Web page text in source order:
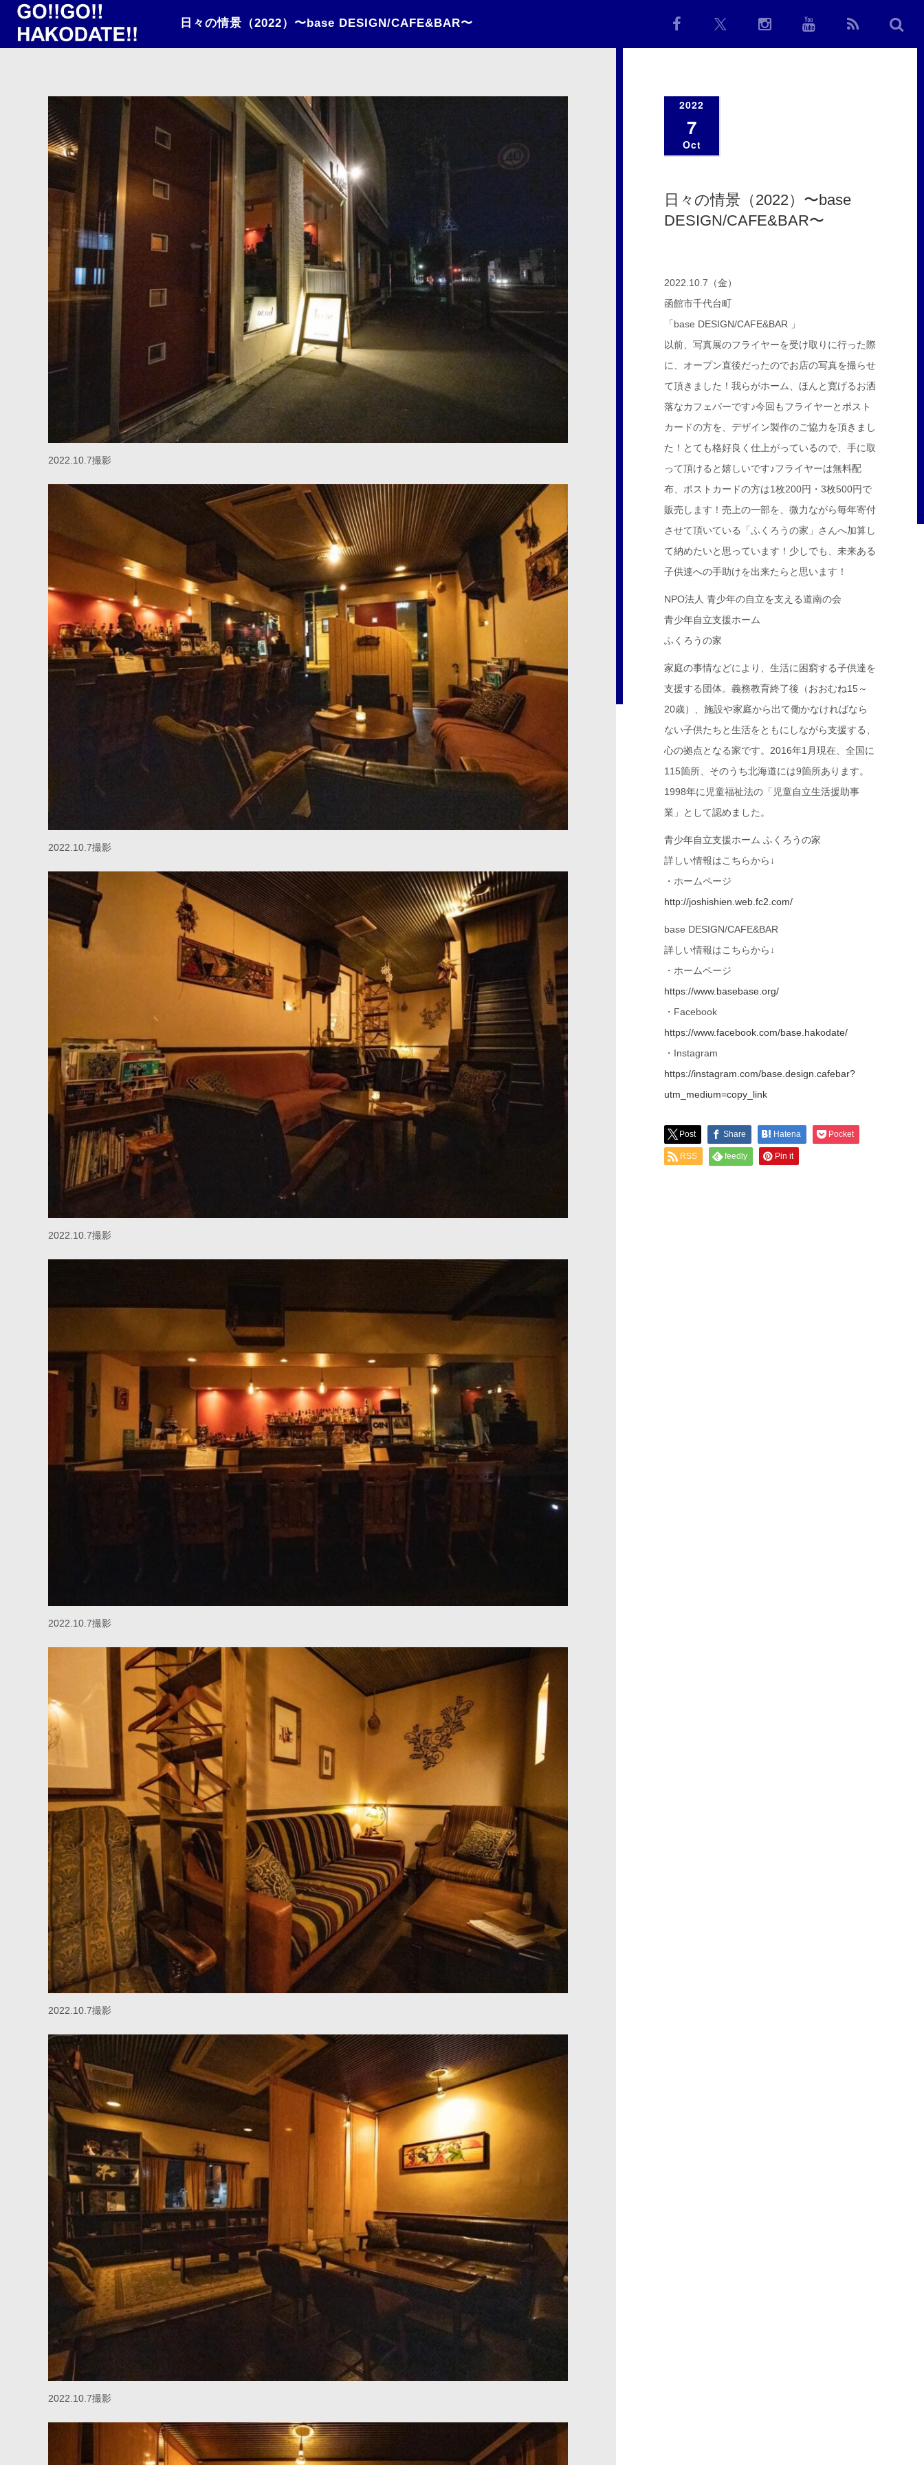
日々の情景（2022）〜base DESIGN/CAFE&BAR〜
2022.10.7撮影
2022.10.7撮影
2022.10.7撮影
2022.10.7撮影
2022.10.7撮影
2022.10.7撮影
2022
7
Oct
日々の情景（2022）〜base
DESIGN/CAFE&BAR〜
2022.10.7（金）
函館市千代台町
「base DESIGN/CAFE&BAR 」
以前、写真展のフライヤーを受け取りに行った際
に、オープン直後だったのでお店の写真を撮らせ
て頂きました！我らがホーム、ほんと寛げるお洒
落なカフェバーです♪今回もフライヤーとポスト
カードの方を、デザイン製作のご協力を頂きまし
た！とても格好良く仕上がっているので、手に取
って頂けると嬉しいです♪フライヤーは無料配
布、ポストカードの方は1枚200円・3枚500円で
販売します！売上の一部を、微力ながら毎年寄付
させて頂いている「ふくろうの家」さんへ加算し
て納めたいと思っています！少しでも、未来ある
子供達への手助けを出来たらと思います！
NPO法人 青少年の自立を支える道南の会
青少年自立支援ホーム
ふくろうの家
家庭の事情などにより、生活に困窮する子供達を
支援する団体。義務教育終了後（おおむね15～
20歳）、施設や家庭から出て働かなければなら
ない子供たちと生活をともにしながら支援する、
心の拠点となる家です。2016年1月現在、全国に
115箇所、そのうち北海道には9箇所あります。
1998年に児童福祉法の「児童自立生活援助事
業」として認めました。
青少年自立支援ホーム ふくろうの家
詳しい情報はこちらから↓
・ホームページ
http://joshishien.web.fc2.com/
base DESIGN/CAFE&BAR
詳しい情報はこちらから↓
・ホームページ
https://www.basebase.org/
・Facebook
https://www.facebook.com/base.hakodate/
・Instagram
https://instagram.com/base.design.cafebar?
utm_medium=copy_link
Post Share Hatena Pocket
RSS feedly Pin it